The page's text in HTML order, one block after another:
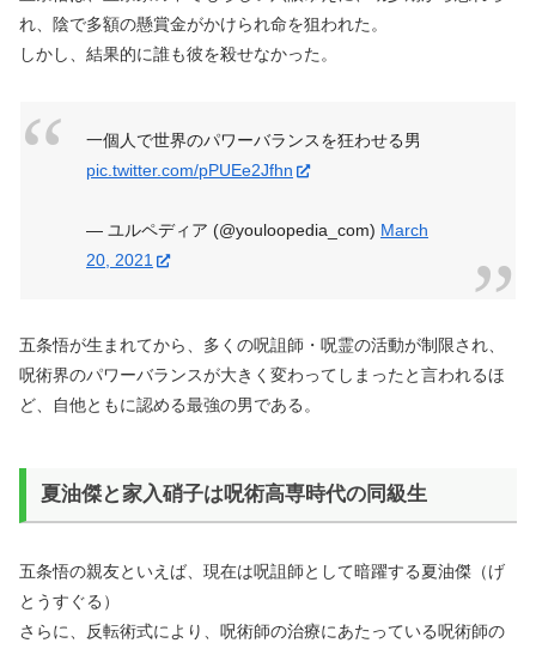
れ、陰で多額の懸賞金がかけられ命を狙われた。
しかし、結果的に誰も彼を殺せなかった。
一個人で世界のパワーバランスを狂わせる男
pic.twitter.com/pPUEe2Jfhn
— ユルペディア (@youloopedia_com) March
20, 2021
五条悟が生まれてから、多くの呪詛師・呪霊の活動が制限され、
呪術界のパワーバランスが大きく変わってしまったと言われるほ
ど、自他ともに認める最強の男である。
夏油傑と家入硝子は呪術高専時代の同級生
五条悟の親友といえば、現在は呪詛師として暗躍する夏油傑（げ
とうすぐる）
さらに、反転術式により、呪術師の治療にあたっている呪術師の